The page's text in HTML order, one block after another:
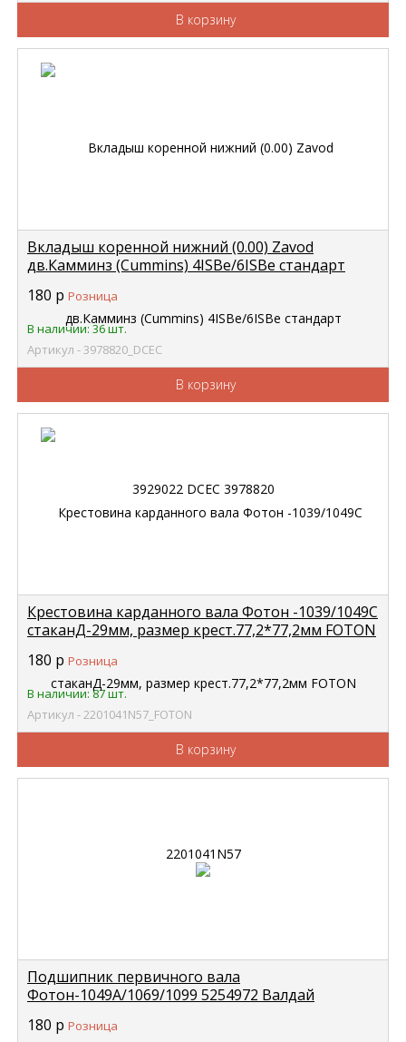
В корзину
Вкладыш коренной нижний (0.00) Zavod
дв.Камминз (Cummins) 4ISBe/6ISBe стандарт
180 р Розница
В наличии: 36 шт.
Артикул - 3978820_DCEC
В корзину
Крестовина карданного вала Фотон -1039/1049С
стаканД-29мм, размер крест.77,2*77,2мм FOTON
180 р Розница
В наличии: 87 шт.
Артикул - 2201041N57_FOTON
В корзину
Подшипник первичного вала
Фотон-1049А/1069/1099 5254972 Валдай
Т63601003
180 р Розница